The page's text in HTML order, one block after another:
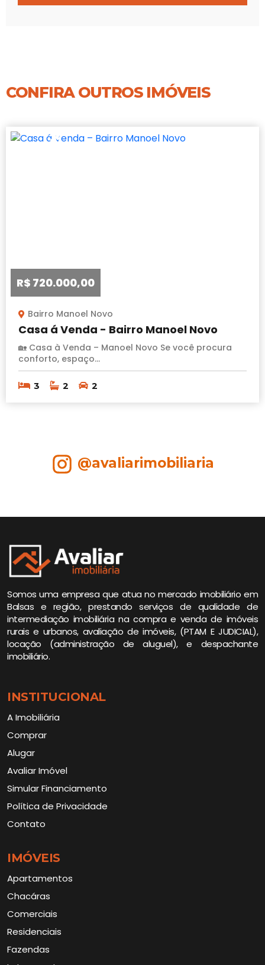
CONFIRA OUTROS IMÓVEIS
OPORTUNIDADE
R$ 720.000,00
Bairro Manoel Novo
Casa á Venda - Bairro Manoel Novo
🏡 Casa à Venda – Manoel Novo Se você procura
conforto, espaço...
3 2 2
@avaliarimobiliaria
Somos uma empresa que atua no mercado imobiliário em
Balsas e região, prestando serviços de qualidade de
intermediação imobiliária na compra e venda de imóveis
rurais e urbanos, avaliação de imóveis, (PTAM E JUDICIAL),
locação (administração de aluguel), e despachante
imobiliário.
INSTITUCIONAL
A Imobiliária
Comprar
Alugar
Avaliar Imóvel
Simular Financiamento
Política de Privacidade
Contato
IMÓVEIS
Apartamentos
Chacáras
Comerciais
Residenciais
Fazendas